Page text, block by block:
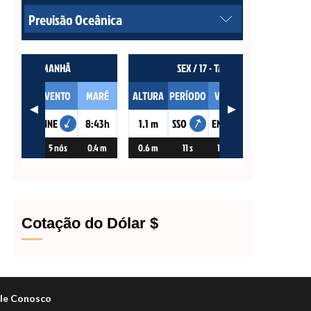
Cotação do Dólar $
Conosco